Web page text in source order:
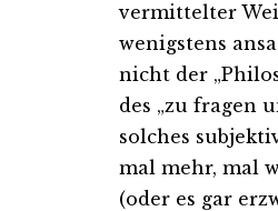
vermittelter
wenigstens
nicht der
des „zu fragen
solches
mal mehr, mal
(oder es gar